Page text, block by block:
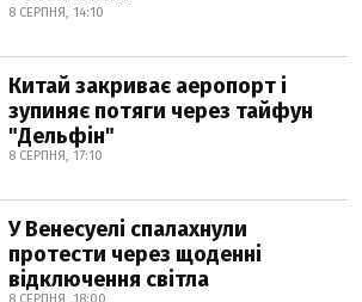
8 СЕРПНЯ, 14:10
Китай закриває аеропорт і
зупиняє потяги через тайфун
"Дельфін"
8 СЕРПНЯ, 17:10
У Венесуелі спалахнули
протести через щоденні
відключення світла